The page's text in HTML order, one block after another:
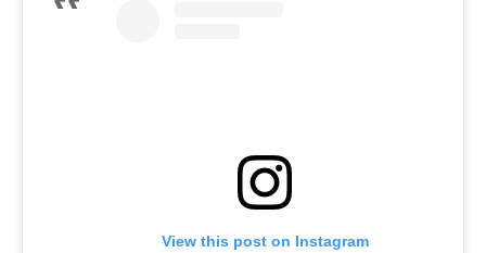
View this post on Instagram